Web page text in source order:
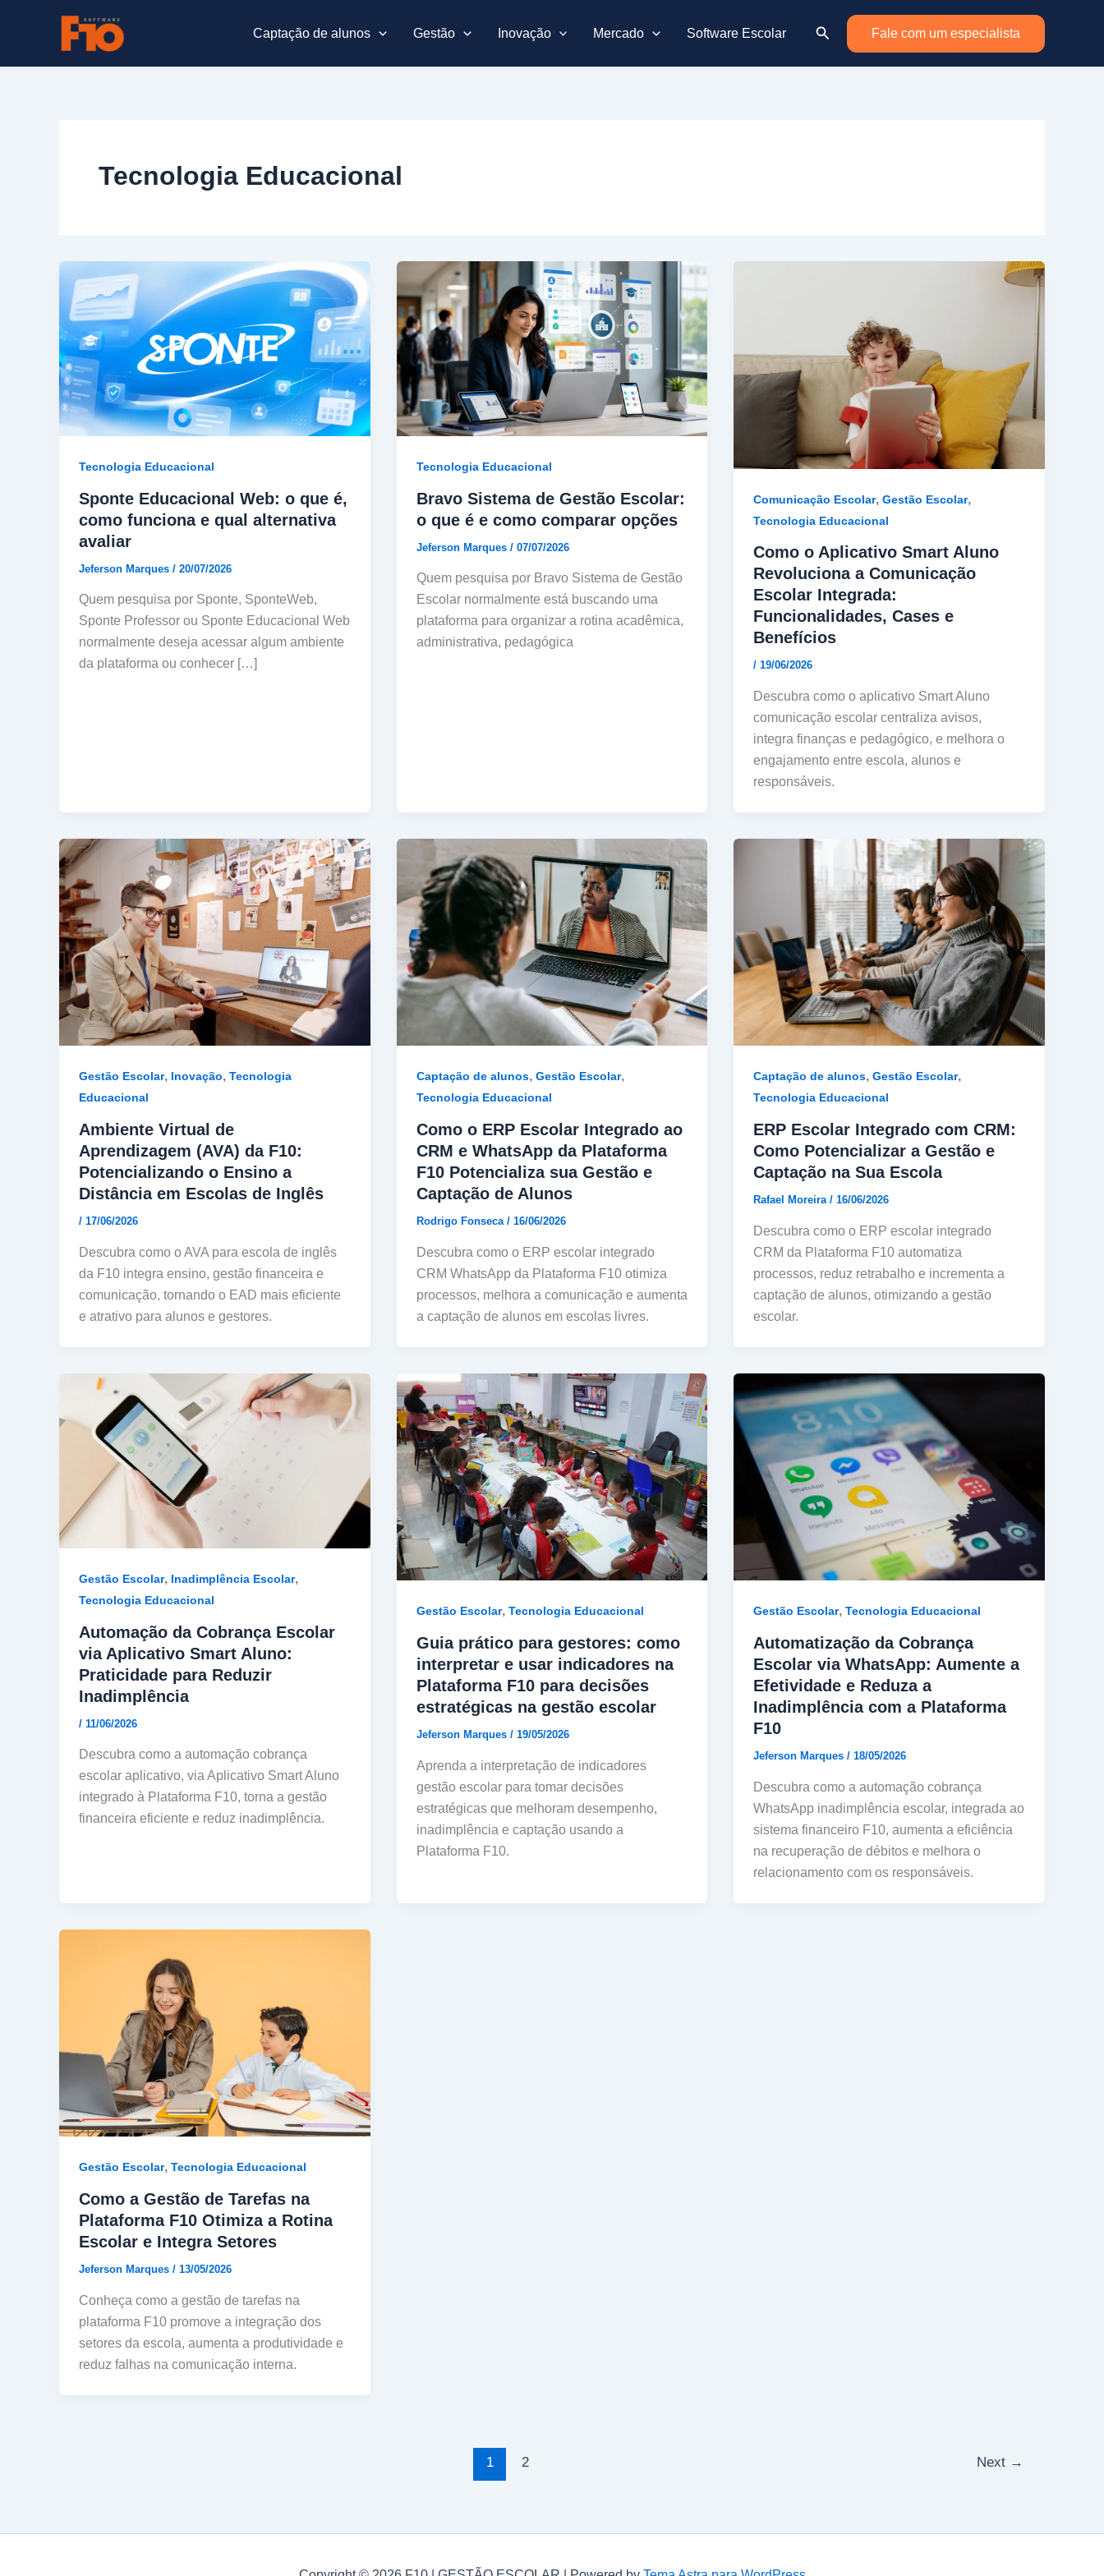
Captação de alunos Gestão Inovação Mercado Software Escolar PesquisarFale com um especialista
Tecnologia Educacional
Tecnologia Educacional
Sponte Educacional Web: o que é,
como funciona e qual alternativa
avaliar
Jeferson Marques / 20/07/2026
Quem pesquisa por Sponte, SponteWeb,
Sponte Professor ou Sponte Educacional Web
normalmente deseja acessar algum ambiente
da plataforma ou conhecer […]
Tecnologia Educacional
Bravo Sistema de Gestão Escolar:
o que é e como comparar opções
Jeferson Marques / 07/07/2026
Quem pesquisa por Bravo Sistema de Gestão
Escolar normalmente está buscando uma
plataforma para organizar a rotina acadêmica,
administrativa, pedagógica
Comunicação Escolar,Gestão Escolar,
Tecnologia Educacional
Como o Aplicativo Smart Aluno
Revoluciona a Comunicação
Escolar Integrada:
Funcionalidades, Cases e
Benefícios
/19/06/2026
Descubra como o aplicativo Smart Aluno
comunicação escolar centraliza avisos,
integra finanças e pedagógico, e melhora o
engajamento entre escola, alunos e
responsáveis.
Gestão Escolar, Inovação, Tecnologia
Educacional
Ambiente Virtual de
Aprendizagem (AVA) da F10:
Potencializando o Ensino a
Distância em Escolas de Inglês
/ 17/06/2026
Descubra como o AVA para escola de inglês
da F10 integra ensino, gestão financeira e
comunicação, tornando o EAD mais eficiente
e atrativo para alunos e gestores.
Captação de alunos, Gestão Escolar,
Tecnologia Educacional
Como o ERP Escolar Integrado ao
CRM e WhatsApp da Plataforma
F10 Potencializa sua Gestão e
Captação de Alunos
Rodrigo Fonseca / 16/06/2026
Descubra como o ERP escolar integrado
CRM WhatsApp da Plataforma F10 otimiza
processos, melhora a comunicação e aumenta
a captação de alunos em escolas livres.
Captação de alunos,Gestão Escolar,
Tecnologia Educacional
ERP Escolar Integrado com CRM:
Como Potencializar a Gestão e
Captação na Sua Escola
Rafael Moreira/16/06/2026
Descubra como o ERP escolar integrado
CRM da Plataforma F10 automatiza
processos, reduz retrabalho e incrementa a
captação de alunos, otimizando a gestão
escolar.
Gestão Escolar, Inadimplência Escolar,
Tecnologia Educacional
Automação da Cobrança Escolar
via Aplicativo Smart Aluno:
Praticidade para Reduzir
Inadimplência
/ 11/06/2026
Descubra como a automação cobrança
escolar aplicativo, via Aplicativo Smart Aluno
integrado à Plataforma F10, torna a gestão
financeira eficiente e reduz inadimplência.
Gestão Escolar, Tecnologia Educacional
Guia prático para gestores: como
interpretar e usar indicadores na
Plataforma F10 para decisões
estratégicas na gestão escolar
Jeferson Marques / 19/05/2026
Aprenda a interpretação de indicadores
gestão escolar para tomar decisões
estratégicas que melhoram desempenho,
inadimplência e captação usando a
Plataforma F10.
Gestão Escolar,Tecnologia Educacional
Automatização da Cobrança
Escolar via WhatsApp: Aumente a
Efetividade e Reduza a
Inadimplência com a Plataforma
F10
Jeferson Marques/18/05/2026
Descubra como a automação cobrança
WhatsApp inadimplência escolar, integrada ao
sistema financeiro F10, aumenta a eficiência
na recuperação de débitos e melhora o
relacionamento com os responsáveis.
Gestão Escolar, Tecnologia Educacional
Como a Gestão de Tarefas na
Plataforma F10 Otimiza a Rotina
Escolar e Integra Setores
Jeferson Marques / 13/05/2026
Conheça como a gestão de tarefas na
plataforma F10 promove a integração dos
setores da escola, aumenta a produtividade e
reduz falhas na comunicação interna.
1 2 Next →